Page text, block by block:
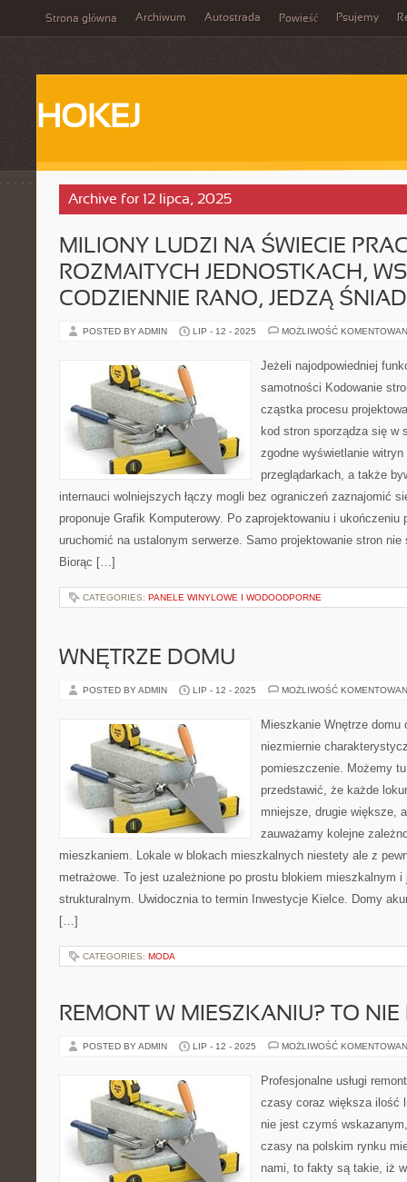
Strona główna Archiwum Autostrada Powieść Psujemy
HOKEJ
Archive for 12 lipca, 2025
MILIONY LUDZI NA ŚWIECIE
ROZMAITYCH JEDNOSTKACH,
CODZIENNIE RANO, JEDZĄ
POSTED BY ADMIN LIP - 12 - 2025 MOŻLIWOŚĆ
Jeżeli najodpowiedniej
samotności Kodowanie
cząstka procesu
kod stron sporządza się w
zgodne wyświetlanie
przeglądarkach, a także
internauci wolniejszych łączy mogli bez ograniczeń zaznajomić
proponuje Grafik Komputerowy. Po zaprojektowaniu i ukończeniu
uruchomić na ustalonym serwerze. Samo projektowanie stron
Biorąc […]
CATEGORIES: PANELE WINYLOWE I WODOODPORNE
WNĘTRZE DOMU
POSTED BY ADMIN LIP - 12 - 2025 MOŻLIWOŚĆ
Mieszkanie Wnętrze domu
niezmiernie
pomieszczenie. Możemy
przedstawić, że każde
mniejsze, drugie większe,
zauważamy kolejne
mieszkaniem. Lokale w blokach mieszkalnych niestety ale z
metrażowe. To jest uzależnione po prostu blokiem mieszkalnym i
strukturalnym. Uwidocznia to termin Inwestycje Kielce. Domy
[…]
CATEGORIES: MODA
REMONT W MIESZKANIU? TO NIE
POSTED BY ADMIN LIP - 12 - 2025 MOŻLIWOŚĆ
Profesjonalne usługi
czasy coraz większa ilość
nie jest czymś
czasy na polskim rynku
nami, to fakty są takie, iż